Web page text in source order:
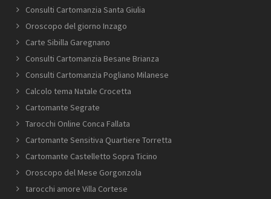
Consulti Cartomanzia Santa Giulia
Oroscopo del giorno Inzago
Carte Sibilla Garegnano
Consulti Cartomanzia Besane Brianza
Consulti Cartomanzia Pogliano Milanese
Calcolo tema Natale Crocetta
Cartomante Segrate
Tarocchi Online Conca Fallata
Cartomante Sensitiva Quartiere Torretta
Cartomante Castelletto Sopra Ticino
Oroscopo del Mese Gorgonzola
tarocchi amore Villa Cortese